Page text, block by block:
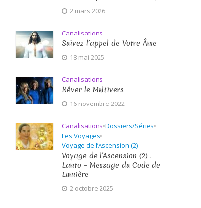
2 mars 2026
Canalisations
Suivez l’appel de Votre Âme
18 mai 2025
Canalisations
Rêver le Multivers
16 novembre 2022
Canalisations•Dossiers/Séries•
Les Voyages•
Voyage de l’Ascension (2)
Voyage de l’Ascension (2) :
Lanto – Message du Code de
Lumière
2 octobre 2025